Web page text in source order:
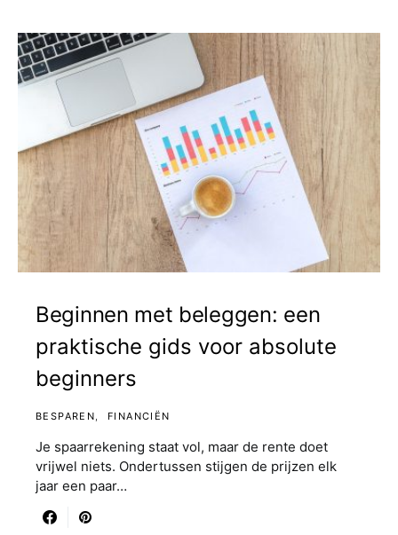
Beginnen met beleggen: een
praktische gids voor absolute
beginners
BESPAREN FINANCIËN
Je spaarrekening staat vol, maar de rente doet
vrijwel niets. Ondertussen stijgen de prijzen elk
jaar een paar…